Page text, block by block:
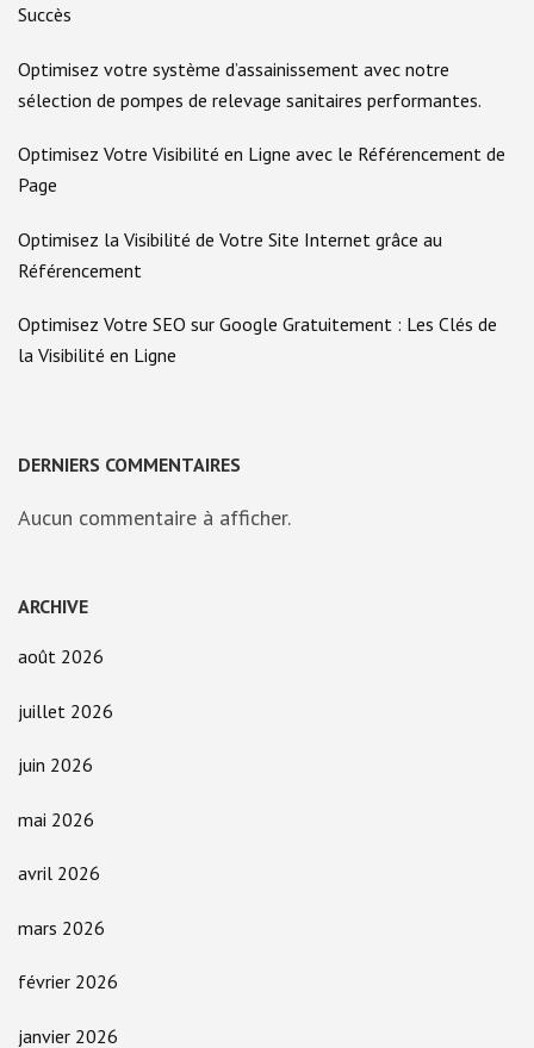
Succès
Optimisez votre système d’assainissement avec notre
sélection de pompes de relevage sanitaires performantes.
Optimisez Votre Visibilité en Ligne avec le Référencement de
Page
Optimisez la Visibilité de Votre Site Internet grâce au
Référencement
Optimisez Votre SEO sur Google Gratuitement : Les Clés de
la Visibilité en Ligne
DERNIERS COMMENTAIRES
Aucun commentaire à afficher.
ARCHIVE
août 2026
juillet 2026
juin 2026
mai 2026
avril 2026
mars 2026
février 2026
janvier 2026